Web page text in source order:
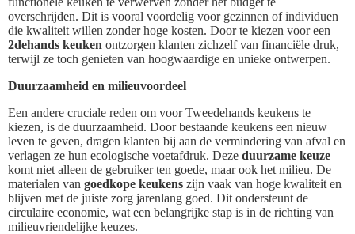
overschrijden. Dit is vooral voordelig voor gezinnen of individuen
die kwaliteit willen zonder hoge kosten. Door te kiezen voor een
2dehands keuken ontzorgen klanten zichzelf van financiële druk,
terwijl ze toch genieten van hoogwaardige en unieke ontwerpen.
Duurzaamheid en milieuvoordeel
Een andere cruciale reden om voor Tweedehands keukens te
kiezen, is de duurzaamheid. Door bestaande keukens een nieuw
leven te geven, dragen klanten bij aan de vermindering van afval en
verlagen ze hun ecologische voetafdruk. Deze duurzame keuze
komt niet alleen de gebruiker ten goede, maar ook het milieu. De
materialen van goedkope keukens zijn vaak van hoge kwaliteit en
blijven met de juiste zorg jarenlang goed. Dit ondersteunt de
circulaire economie, wat een belangrijke stap is in de richting van
milieuvriendelijke keuzes.